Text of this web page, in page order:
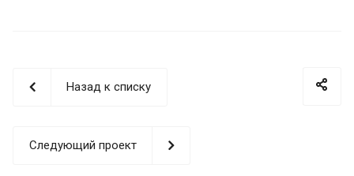
Назад к списку
Следующий проект